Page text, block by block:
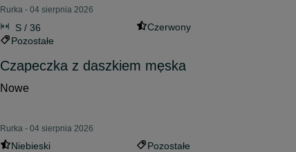
Rurka - 04 sierpnia 2026
S / 36
Czerwony
Pozostałe
Czapeczka z daszkiem męska
Nowe
Rurka - 04 sierpnia 2026
Niebieski Pozostałe